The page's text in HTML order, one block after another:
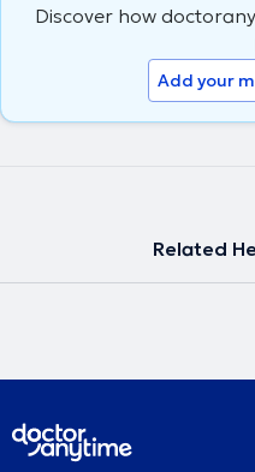
Discover how
Add your
Related